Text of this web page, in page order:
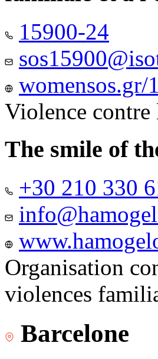
15900-24
Violence contre
The smile of
+30 210 330
Organisation
violences
Barcelone